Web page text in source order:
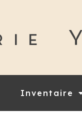
Inventaire